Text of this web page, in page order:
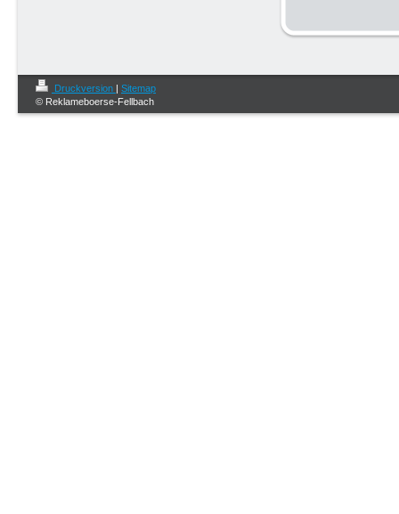
Druckversion
Sitemap
© Reklameboerse-Fellbach